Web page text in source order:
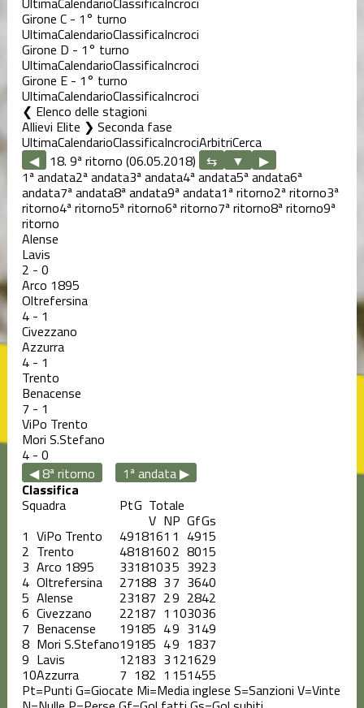
Girone C - 1° turno
UltimaCalendarioClassificaIncroci
Girone D - 1° turno
UltimaCalendarioClassificaIncroci
Girone E - 1° turno
UltimaCalendarioClassificaIncroci
Elenco delle stagioni
Allievi Elite ❯ Seconda fase
UltimaCalendarioClassificaIncrociArbitriCerca
◀ 18. 9ª ritorno (06.05.2018)
▶
1ª andata2ª andata3ª andata4ª andata5ª andata6ª
andata7ª andata8ª andata9ª andata1ª ritorno2ª ritorno3ª
ritorno4ª ritorno5ª ritorno6ª ritorno7ª ritorno8ª ritorno9ª
ritorno
Alense
Lavis
2 - 0
Arco 1895
Oltrefersina
4- 1
Civezzano
Azzurra
4- 1
Trento
Benacense
7 - 1
ViPo Trento
Mori S.Stefano
4- 0
◀ 8ª ritorno
1ª andata ▶
Classifica
Squadra PtG Totale
V NP GfGs
1 ViPo Trento 4918161 1 4915
2 Trento 48181602 8015
3 Arco 1895 33181035 3923
4 Oltrefersina 27188 37 3640
5 Alense 23187 29 2842
6 Civezzano 22187 1 103036
7 Benacense 19185 49 3149
8 Mori S.Stefano19185 49 1837
9 Lavis 12183 3121629
10Azzurra 7 182 1 151455
Pt=Punti G=Giocate Mi=Media inglese S=Sanzioni V=Vinte